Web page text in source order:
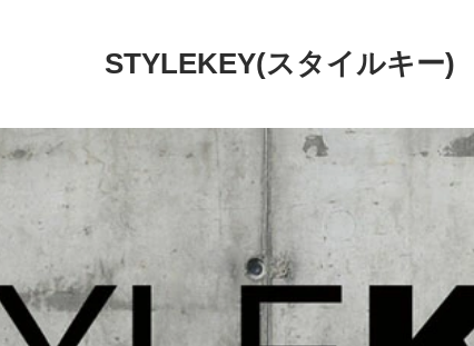
STYLEKEY(スタイルキー)